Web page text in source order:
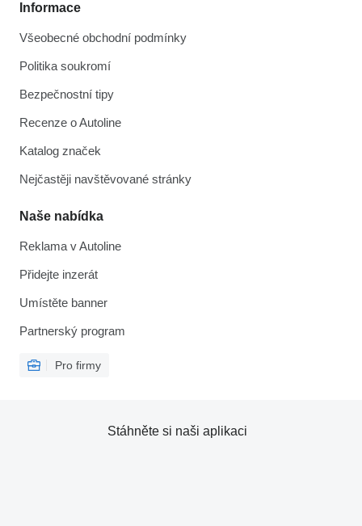
Informace
Všeobecné obchodní podmínky
Politika soukromí
Bezpečnostní tipy
Recenze o Autoline
Katalog značek
Nejčastěji navštěvované stránky
Naše nabídka
Reklama v Autoline
Přidejte inzerát
Umístěte banner
Partnerský program
Pro firmy
Stáhněte si naši aplikaci